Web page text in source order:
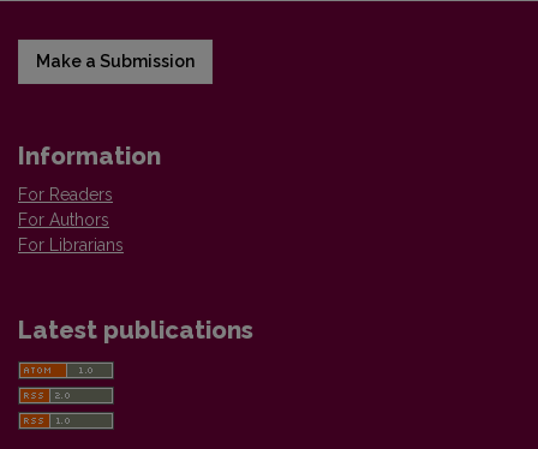
Make a Submission
Information
For Readers
For Authors
For Librarians
Latest publications